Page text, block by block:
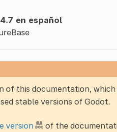
en español
of this documentation,
stable versions of Godot.
version
of the